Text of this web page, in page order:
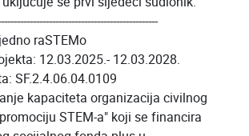
raSTEMo
12.03.2025.- 12.03.2028.
SF.2.4.06.04.0109
kapaciteta organizacija civilnog
STEM-a" koji se financira